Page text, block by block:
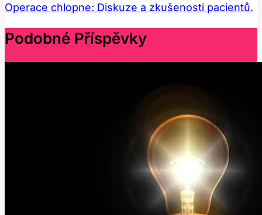
Operace chlopne: Diskuze a zkušenosti pacientů.
Podobné Příspěvky